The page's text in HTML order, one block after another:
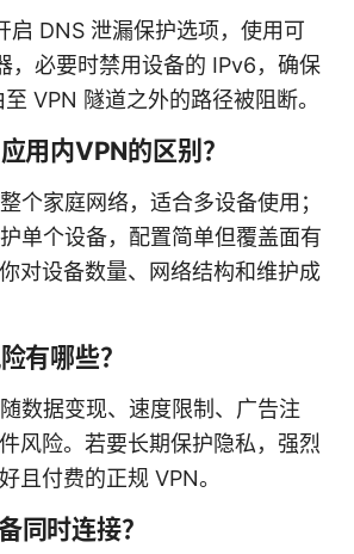
启 DNS 泄漏保护选项，使用可
，必要时禁用设备的 IPv6，确保
VPN 隧道之外的路径被阻断。
用内VPN的区别？
个家庭网络，适合多设备使用；
单个设备，配置简单但覆盖面有
对设备数量、网络结构和维护成
有哪些？
数据变现、速度限制、广告注
风险。若要长期保护隐私，强烈
且付费的正规 VPN。
同时连接？